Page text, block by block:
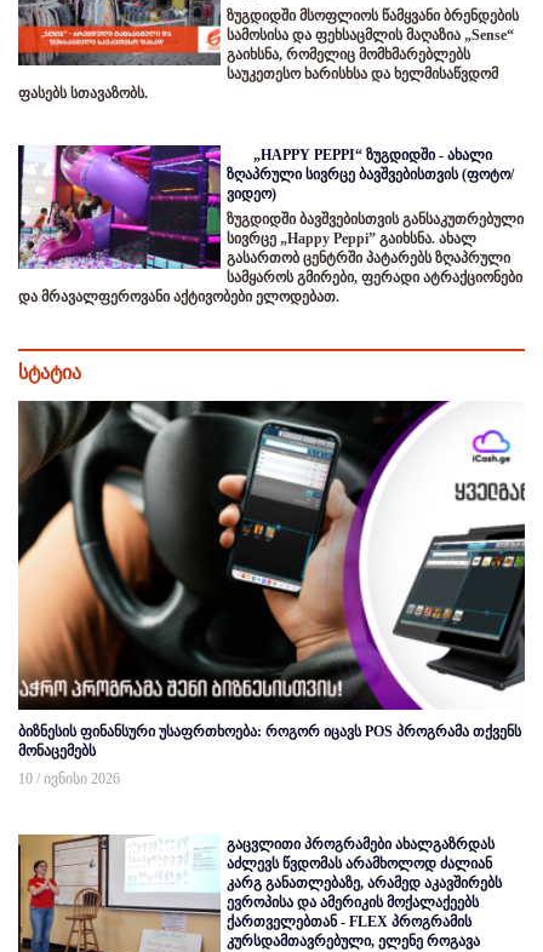
ზუგდიდში მსოფლიოს წამყვანი ბრენდების
სამოსისა და ფეხსაცმლის მაღაზია „Sense“
გაიხსნა, რომელიც მომხმარებლებს
საუკეთესო ხარისხსა და ხელმისაწვდომ
ფასებს სთავაზობს.
„HAPPY PEPPI“ ზუგდიდში - ახალი
ზღაპრული სივრცე ბავშვებისთვის (ფოტო/
ვიდეო)
ზუგდიდში ბავშვებისთვის განსაკუთრებული
სივრცე „Happy Peppi” გაიხსნა. ახალ
გასართობ ცენტრში პატარებს ზღაპრული
სამყაროს გმირები, ფერადი ატრაქციონები
და მრავალფეროვანი აქტივობები ელოდებათ.
სტატია
ბიზნესის ფინანსური უსაფრთხოება: როგორ იცავს POS პროგრამა თქვენს
მონაცემებს
10 / ივნისი 2026
გაცვლითი პროგრამები ახალგაზრდას
აძლევს წვდომას არამხოლოდ ძალიან
კარგ განათლებაზე, არამედ აკავშირებს
ევროპისა და ამერიკის მოქალაქეებს
ქართველებთან - FLEX პროგრამის
კურსდამთავრებული, ელენე როგავა